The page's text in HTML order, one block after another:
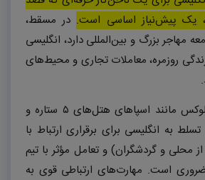
یک پیش‌نیاز اساسی است. در مسقط،
مهاجر بزرگ و بین‌المللی دارد، انگلیسی
روزمره، معاملات تجاری و محیط‌های
در محیط‌های کاری لوکس مانند اسپاهای هتل‌های ۵ ستاره و
به انگلیسی برای برقراری ارتباط با
محلی و گردشگران) و تعامل مؤثر با تیم
ضروری است. مهارت‌های ارتباطی قوی به